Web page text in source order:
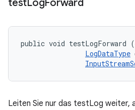
testLogForward
public void testLogForward
LogDataType
Leiten Sie nur das testLog weiter,